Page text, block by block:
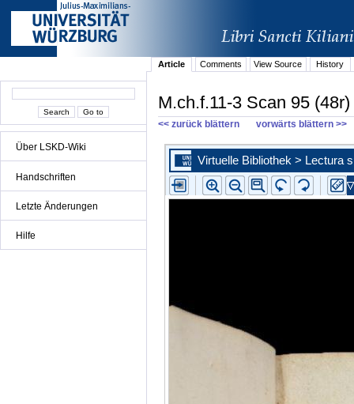
Über LSKD-Wiki
Handschriften
Letzte Änderungen
Hilfe
Article Comments View Source History
M.ch.f.11-3 Scan 95 (48r)
<< zurück blättern vorwärts blättern >>